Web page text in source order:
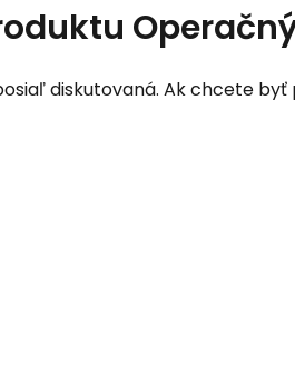
diskutovaná. Ak chcete